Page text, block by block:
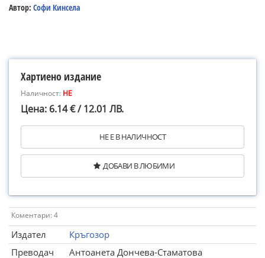
Автор: Софи Кинсела
Хартиено издание
Наличност: НЕ
Цена: 6.14 € / 12.01 ЛВ.
НЕ Е В НАЛИЧНОСТ
ДОБАВИ В ЛЮБИМИ
Коментари: 4
Издател
Кръгозор
Преводач
Антоанета Дончева-Стаматова